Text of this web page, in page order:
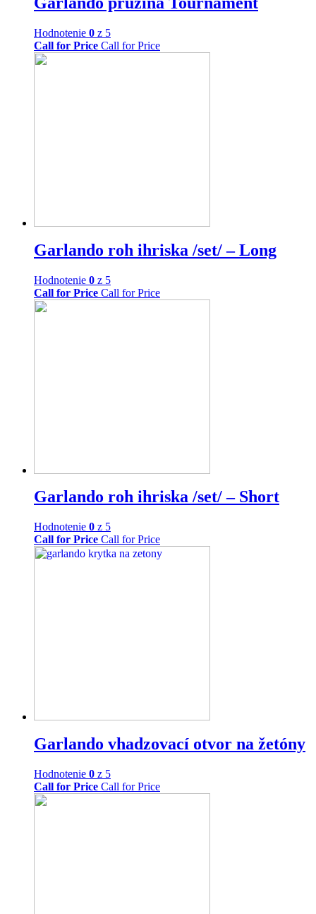
Hodnotenie 0 z 5
Call for Price Call for Price
Garlando roh ihriska /set/ – Long
Hodnotenie 0 z 5
Call for Price Call for Price
Garlando roh ihriska /set/ – Short
Hodnotenie 0 z 5
Call for Price Call for Price
Garlando vhadzovací otvor na žetóny
Hodnotenie 0 z 5
Call for Price Call for Price